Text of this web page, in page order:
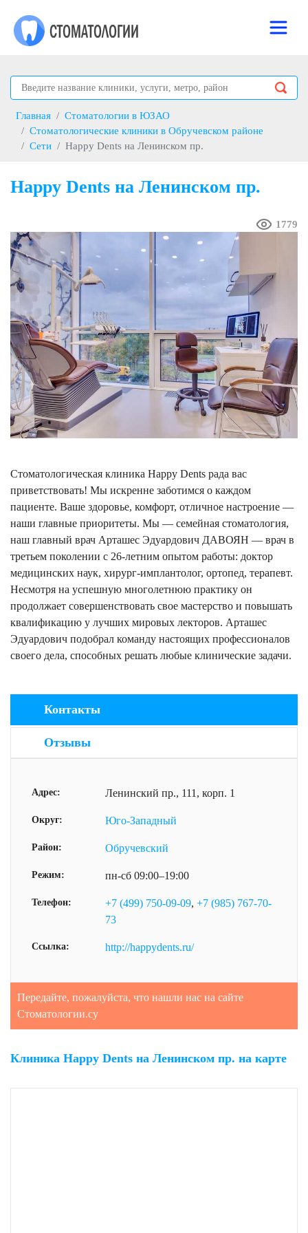
Главная
Стоматологии в ЮЗАО
Стоматологические клиники в Обручевском районе
Сети
Happy Dents на Ленинском пр.
Happy Dents на Ленинском пр.
1779
Стоматологическая клиника Happy Dents рада вас
приветствовать! Мы искренне заботимся о каждом
пациенте. Ваше здоровье, комфорт, отличное настроение —
наши главные приоритеты. Мы — семейная стоматология,
наш главный врач Арташес Эдуардович ДАВОЯН — врач в
третьем поколении с 26-летним опытом работы: доктор
медицинских наук, хирург-имплантолог, ортопед, терапевт.
Несмотря на успешную многолетнюю практику он
продолжает совершенствовать свое мастерство и повышать
квалификацию у лучших мировых лекторов. Арташес
Эдуардович подобрал команду настоящих профессионалов
своего дела, способных решать любые клинические задачи.
Контакты
Отзывы
Адрес: Ленинский пр., 111, корп. 1
Округ: Юго-Западный
Район: Обручевский
Режим: пн-сб 09:00–19:00
Телефон: +7 (499) 750-09-09, +7 (985) 767-70-
73
Ссылка: http://happydents.ru/
Передайте, пожалуйста, что нашли нас на сайте
Стоматологии.су
Клиника Happy Dents на Ленинском пр. на карте